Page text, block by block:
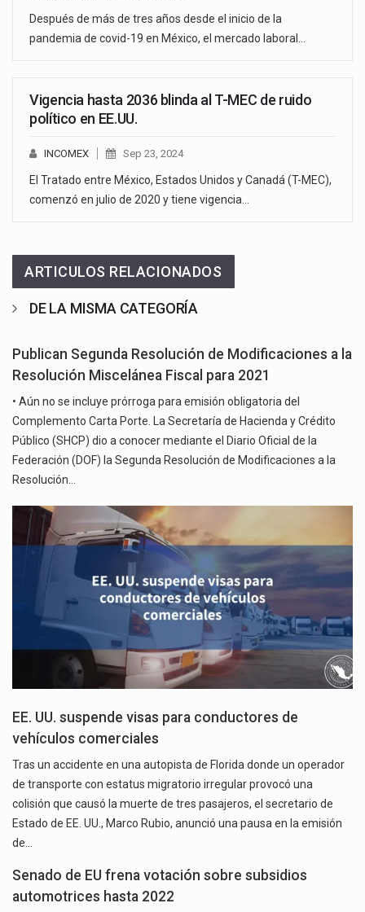
Después de más de tres años desde el inicio de la
pandemia de covid-19 en México, el mercado laboral…
Vigencia hasta 2036 blinda al T-MEC de ruido
político en EE.UU.
INCOMEX Sep 23, 2024
El Tratado entre México, Estados Unidos y Canadá (T-MEC),
comenzó en julio de 2020 y tiene vigencia…
ARTICULOS RELACIONADOS
DE LA MISMA CATEGORÍA
Publican Segunda Resolución de Modificaciones a la
Resolución Miscelánea Fiscal para 2021
• Aún no se incluye prórroga para emisión obligatoria del
Complemento Carta Porte. La Secretaría de Hacienda y Crédito
Público (SHCP) dio a conocer mediante el Diario Oficial de la
Federación (DOF) la Segunda Resolución de Modificaciones a la
Resolución…
EE. UU. suspende visas para conductores de
vehículos comerciales
Tras un accidente en una autopista de Florida donde un operador
de transporte con estatus migratorio irregular provocó una
colisión que causó la muerte de tres pasajeros, el secretario de
Estado de EE. UU., Marco Rubio, anunció una pausa en la emisión
de…
Senado de EU frena votación sobre subsidios
automotrices hasta 2022